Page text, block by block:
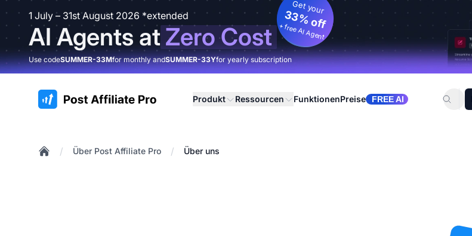
1 July – 31st August 2026 *extended
AI Agents atZero Cost
Get your
33% off
+ free AI Agent
Use codeSUMMER-33Mfor monthly andSUMMER-33Yfor yearly subscription
:site.title Produkt Ressourcen FunktionenPreise FREE AI
/ Über Post Affiliate Pro / Über uns